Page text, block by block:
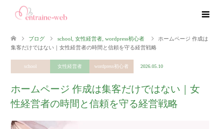
ブログ school 女性経営者 wordpress初心者
ホームページ 作成は
集客だけではない｜女性経営者の時間と信頼を守る経営戦略
school 女性経営者 wordpress初心者 2026.05.10
ホームページ 作成は集客だけではない｜女
性経営者の時間と信頼を守る経営戦略